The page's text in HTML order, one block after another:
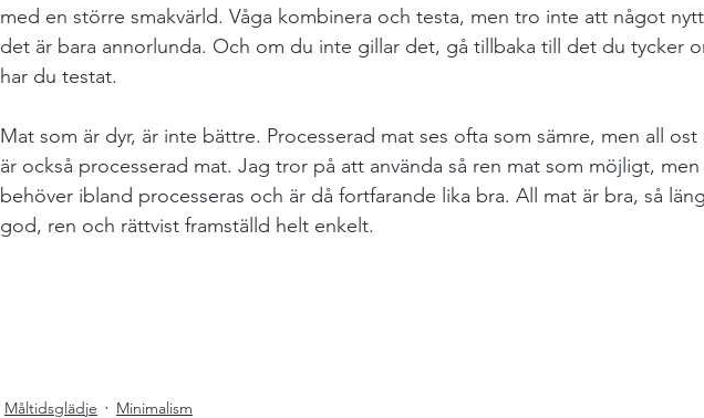
med en större smakvärld. Våga kombinera och testa, men tro inte att något
det är bara annorlunda. Och om du inte gillar det, gå tillbaka till det du tycker
har du testat.
Mat som är dyr, är inte bättre. Processerad mat ses ofta som sämre, men all ost
är också processerad mat. Jag tror på att använda så ren mat som möjligt,
behöver ibland processeras och är då fortfarande lika bra. All mat är bra, så
god, ren och rättvist framställd helt enkelt.
Måltidsglädje Minimalism